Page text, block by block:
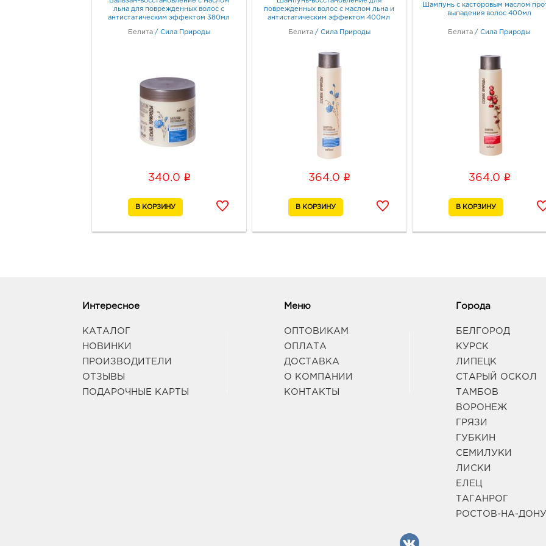
руб.
58/24
льна для поврежденных волос с
антистатическим эффектом 380мл
Белита / Сила Природы
340.0 i
поврежденных волос с маслом льна и
антистатическим эффектом 400мл
Белита / Сила Природы
364.0 i
Шампунь с касторовым маслом
выпадения волос 400мл
Белита /Сила Природы
364.0 i
Интересное
КАТАЛОГ
НОВИНКИ
ПРОИЗВОДИТЕЛИ
ОТЗЫВЫ
ПОДАРОЧНЫЕ КАРТЫ
Меню
ОПТОВИКАМ
ОПЛАТА
ДОСТАВКА
О КОМПАНИИ
КОНТАКТЫ
Города
БЕЛГОРОД
КУРСК
ЛИПЕЦК
СТАРЫЙ ОСКОЛ
ТАМБОВ
ВОРОНЕЖ
ГРЯЗИ
ГУБКИН
СЕМИЛУКИ
ЛИСКИ
ЕЛЕЦ
ТАГАНРОГ
РОСТОВ-НА-ДОНУ